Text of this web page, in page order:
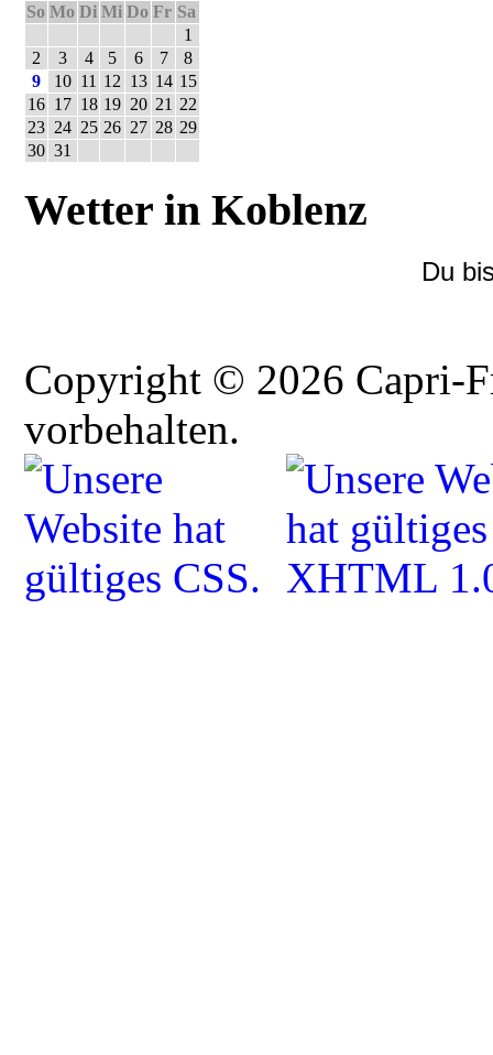
So Mo Di Mi Do Fr Sa
1
2
3 4 5 6 7
8
9
10 11 12 13 14 15
16 17 18 19 20 21 22
23 24 25 26 27 28 29
30 31
Wetter in Koblenz
Du
Copyright © 2026 Capri-
vorbehalten.